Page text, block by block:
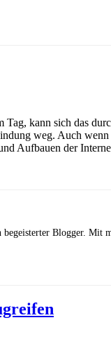
kann sich das
weg. Auch
Aufbauen der
begeisterter Blogger. Mit